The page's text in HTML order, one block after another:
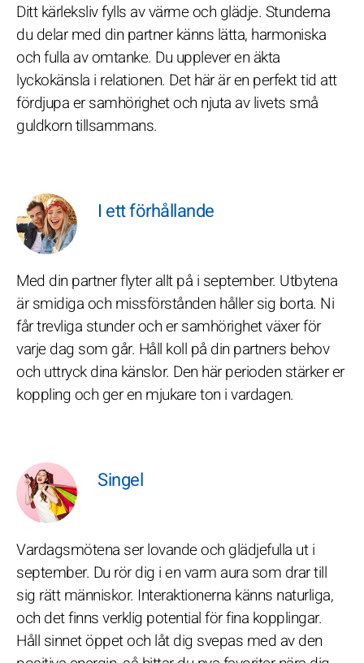
Ditt kärleksliv fylls av värme och glädje. Stunderna
du delar med din partner känns lätta, harmoniska
och fulla av omtanke. Du upplever en äkta
lyckokänsla i relationen. Det här är en perfekt tid att
fördjupa er samhörighet och njuta av livets små
guldkorn tillsammans.
I ett förhållande
Med din partner flyter allt på i september. Utbytena
är smidiga och missförstånden håller sig borta. Ni
får trevliga stunder och er samhörighet växer för
varje dag som går. Håll koll på din partners behov
och uttryck dina känslor. Den här perioden stärker er
koppling och ger en mjukare ton i vardagen.
Singel
Vardagsmötena ser lovande och glädjefulla ut i
september. Du rör dig i en varm aura som drar till
sig rätt människor. Interaktionerna känns naturliga,
och det finns verklig potential för fina kopplingar.
Håll sinnet öppet och låt dig svepas med av den